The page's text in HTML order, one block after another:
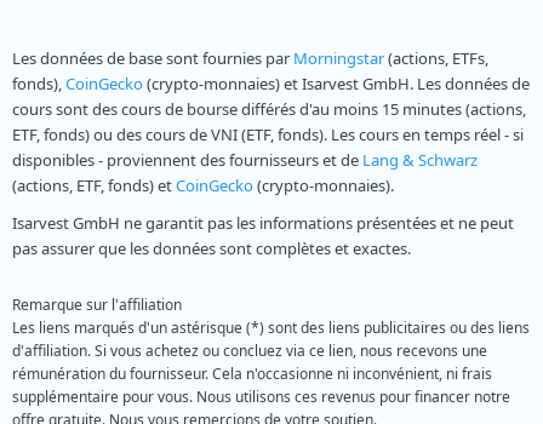
Les données de base sont fournies par Morningstar(actions, ETFs,
fonds),CoinGecko(crypto-monnaies) et Isarvest GmbH. Les données de
cours sont des cours de bourse différés d'au moins 15 minutes (actions,
ETF, fonds) ou des cours de VNI (ETF, fonds). Les cours en temps réel - si
disponibles - proviennent des fournisseurs et de Lang & Schwarz
(actions, ETF, fonds) etCoinGecko(crypto-monnaies).
Isarvest GmbH ne garantit pas les informations présentées et ne peut
pas assurer que les données sont complètes et exactes.
Remarque sur l'affiliation
Les liens marqués d'un astérisque (*) sont des liens publicitaires ou des liens
d'affiliation. Si vous achetez ou concluez via ce lien, nous recevons une
rémunération du fournisseur. Cela n'occasionne ni inconvénient, ni frais
supplémentaire pour vous. Nous utilisons ces revenus pour financer notre